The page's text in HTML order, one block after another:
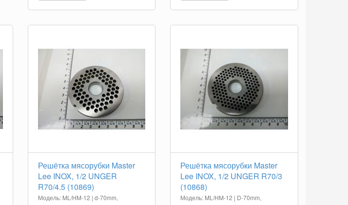
Решётка мясорубки Master
Lee INOX, 1/2 UNGER
R70/4.5 (10869)
Модель: ML/HM-12 | d-70mm,
Решётка мясорубки Master
Lee INOX, 1/2 UNGER R70/3
(10868)
Модель: ML/HM-12 | D-70mm,